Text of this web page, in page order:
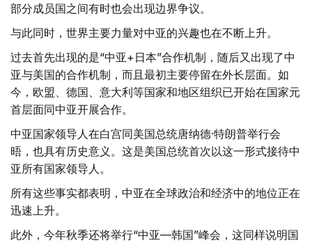
部分成员国之间有时也会出现边界争议。
与此同时，世界主要力量对中亚的兴趣也在不断上升。
过去首先出现的是“中亚+日本”合作机制，随后又出现了中
亚与美国的合作机制，而且最初主要停留在外长层面。如
今，欧盟、德国、意大利等国家和地区组织已开始在国家元
首层面同中亚开展合作。
中亚国家领导人在白宫同美国总统唐纳德·特朗普举行会
晤，也具有历史意义。这是美国总统首次以这一形式接待中
亚所有国家领导人。
所有这些事实都表明，中亚在全球政治和经济中的地位正在
迅速上升。
此外，今年秋季还将举行“中亚—韩国”峰会，这同样说明国